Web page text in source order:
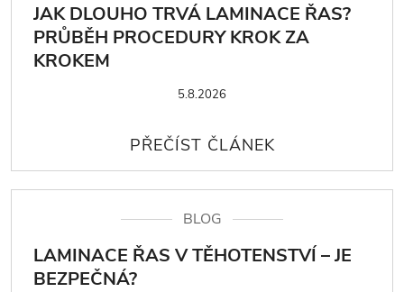
JAK DLOUHO TRVÁ LAMINACE ŘAS?
PRŮBĚH PROCEDURY KROK ZA
KROKEM
5.8.2026
BLOG
LAMINACE ŘAS V TĚHOTENSTVÍ – JE
BEZPEČNÁ?